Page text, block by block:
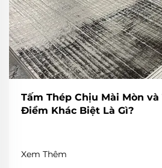
Tấm Thép Chịu Mài Mòn
Điểm Khác Biệt Là Gì?
Xem Thêm